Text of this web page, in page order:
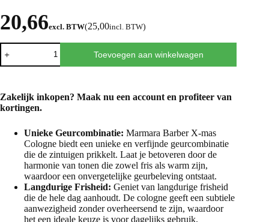
20,66excl. BTW(25,00incl. BTW)
Toevoegen aan winkelwagen
Zakelijk inkopen? Maak nu een account en profiteer van
kortingen.
Unieke Geurcombinatie: Marmara Barber X-mas
Cologne biedt een unieke en verfijnde geurcombinatie
die de zintuigen prikkelt. Laat je betoveren door de
harmonie van tonen die zowel fris als warm zijn,
waardoor een onvergetelijke geurbeleving ontstaat.
Langdurige Frisheid: Geniet van langdurige frisheid
die de hele dag aanhoudt. De cologne geeft een subtiele
aanwezigheid zonder overheersend te zijn, waardoor
het een ideale keuze is voor dagelijks gebruik.